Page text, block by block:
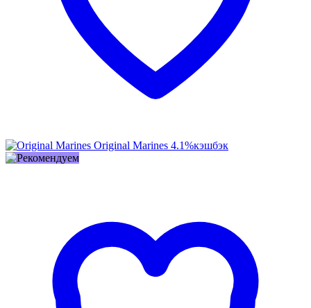
Original Marines 4.1%кэшбэк